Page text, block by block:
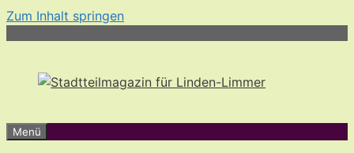
Zum Inhalt springen
Menü